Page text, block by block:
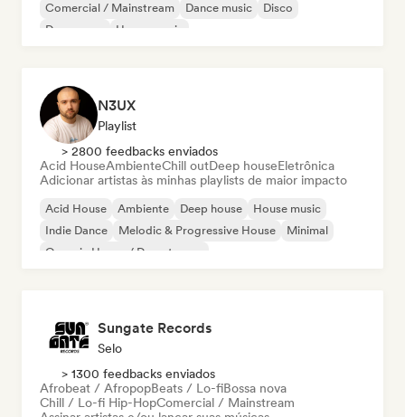
Comercial / Mainstream
Dance music
Disco
Dream pop
House music
N3UX
Playlist
> 2800 feedbacks enviados
Acid HouseAmbienteChill outDeep houseEletrônica
Adicionar artistas às minhas playlists de maior impacto
Acid House Ambiente Deep house
House music
Indie Dance
Melodic & Progressive House
Minimal
Organic House / Downtempo
Sungate Records
Selo
> 1300 feedbacks enviados
Afrobeat / AfropopBeats / Lo-fiBossa nova
Chill / Lo-fi Hip-HopComercial / Mainstream